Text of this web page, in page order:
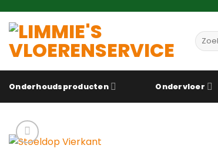
naar
inhoud
naar:
Onderhoudsproducten Ondervloer